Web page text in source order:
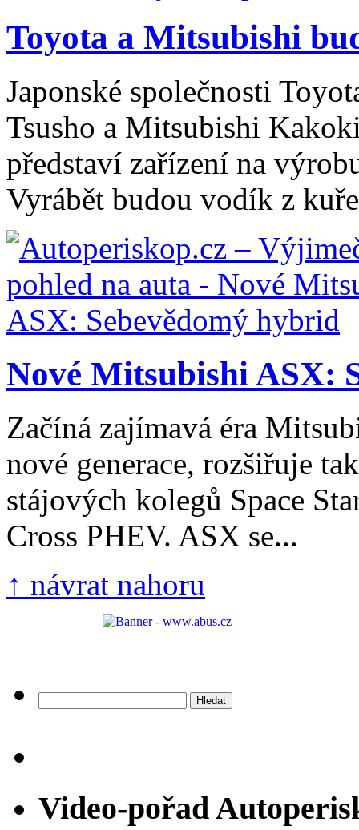
Toyota a Mitsubishi
Japonské společnosti
Tsusho a Mitsubishi
představí zařízení na
Vyrábět budou vodík z
Nové Mitsubishi ASX:
Začíná zajímavá éra
nové generace, rozšiřuje
stájových kolegů Space
Cross PHEV. ASX se...
↑ návrat nahoru
Video-pořad